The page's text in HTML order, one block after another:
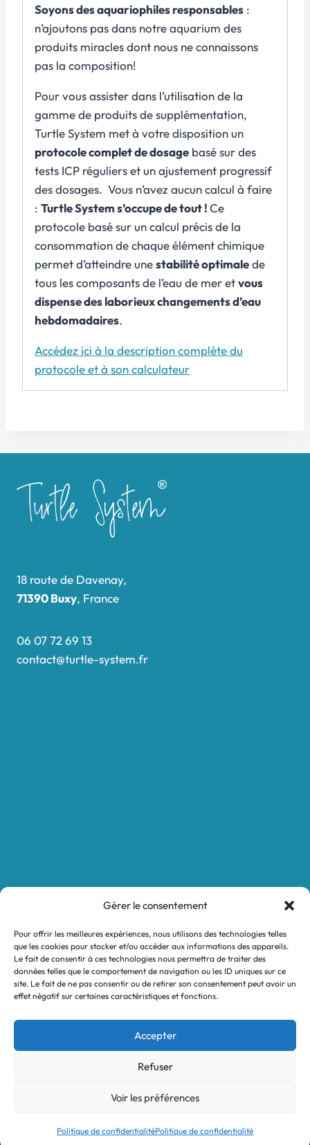
Gérer le consentement
Pour offrir les meilleures expériences, nous utilisons des technologies telles
que les cookies pour stocker et/ou accéder aux informations des appareils.
Le fait de consentir à ces technologies nous permettra de traiter des
données telles que le comportement de navigation ou les ID uniques sur ce
site. Le fait de ne pas consentir ou de retirer son consentement peut avoir un
effet négatif sur certaines caractéristiques et fonctions.
Accepter
Refuser
Voir les préférences
Politique de confidentialitéPolitique de confidentialité
Soyons des aquariophiles responsables :
n’ajoutons pas dans notre aquarium des
produits miracles dont nous ne connaissons
pas la composition!
Pour vous assister dans l’utilisation de la
gamme de produits de supplémentation,
Turtle System met à votre disposition un
protocole complet de dosage basé sur des
tests ICP réguliers et un ajustement progressif
des dosages. Vous n’avez aucun calcul à faire
: Turtle System s’occupe de tout !Ce
protocole basé sur un calcul précis de la
consommation de chaque élément chimique
permet d’atteindre unestabilité optimalede
tous les composants de l’eau de mer etvous
dispense des laborieux changements d’eau
hebdomadaires.
Accédez ici à la description complète du
protocole et à son calculateur
18 route de Davenay,
71390 Buxy, France
06 07 72 69 13
contact@turtle-system.fr
Nos revendeurs
Mon compte
Conditions générales de vente